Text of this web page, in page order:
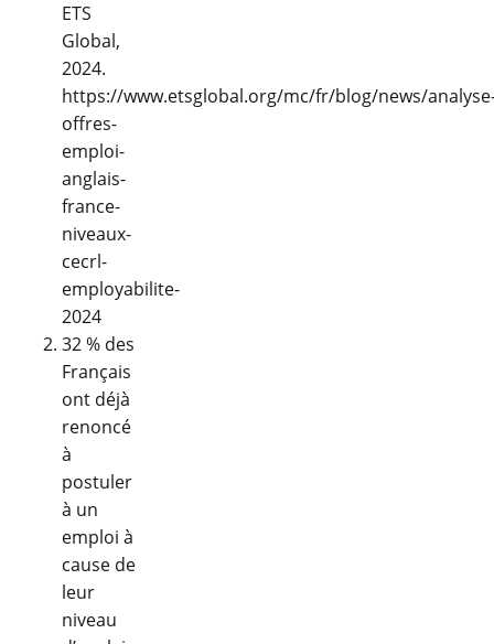
ETS
Global,
2024.
https://www.etsglobal.org/mc/fr/blog/news/
offres-
emploi-
anglais-
france-
niveaux-
cecrl-
employabilite-
2024
32 % des
Français
ont déjà
renoncé
à
postuler
à un
emploi à
cause de
leur
niveau